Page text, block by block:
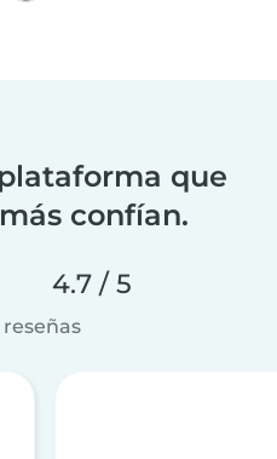
que
confían.
4.7 / 5